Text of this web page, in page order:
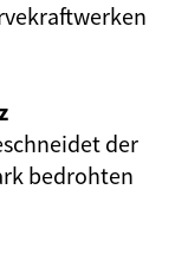
der
bedrohten